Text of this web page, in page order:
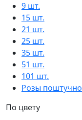
9 шт.
15 шт.
21 шт.
25 шт.
35 шт.
51 шт.
101 шт.
Розы поштучно
По цвету